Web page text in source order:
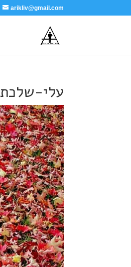
arikliv@gmail.com
עלי-שלכת1